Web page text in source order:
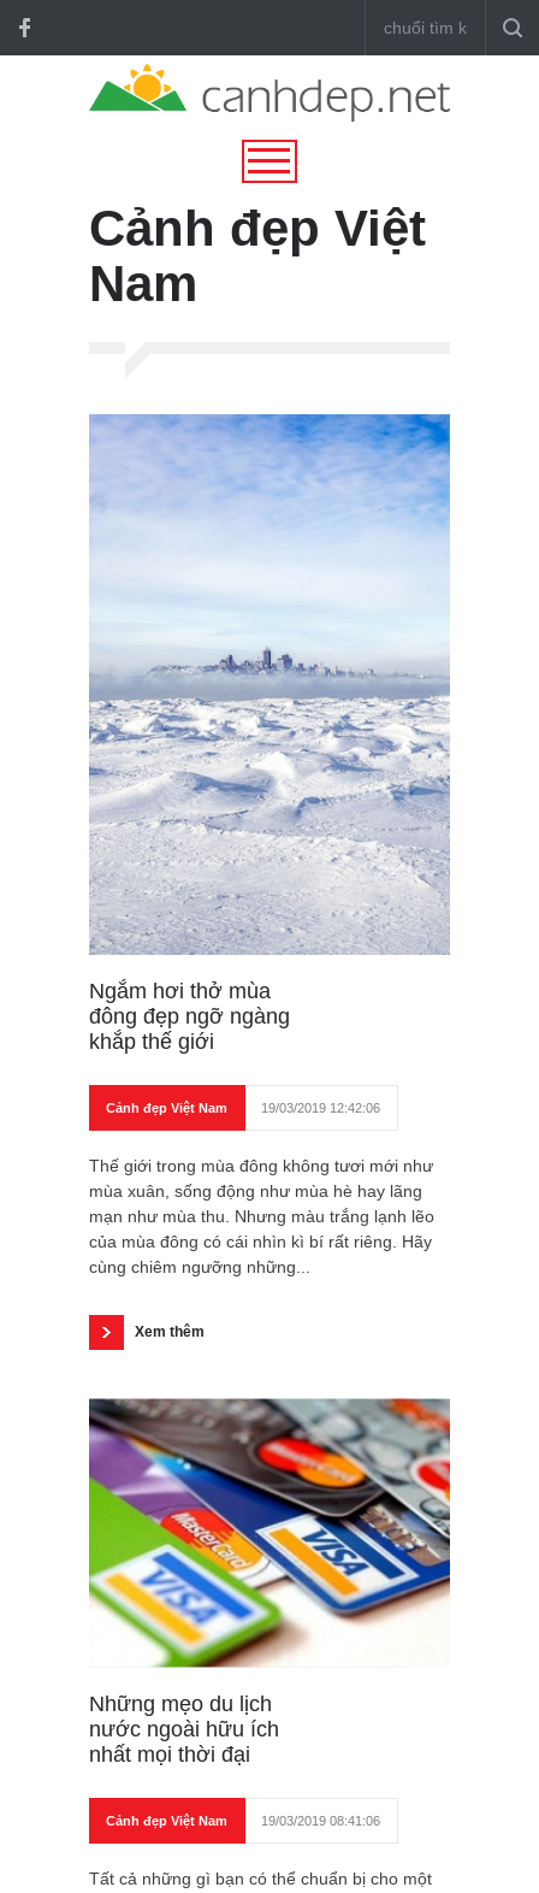
Cảnh đẹp Việt
Nam
Ngắm hơi thở mùa
đông đẹp ngỡ ngàng
khắp thế giới
Cảnh đẹp Việt Nam 19/03/2019 12:42:06
Thế giới trong mùa đông không tươi mới như
mùa xuân, sống động như mùa hè hay lãng
mạn như mùa thu. Nhưng màu trắng lạnh lẽo
của mùa đông có cái nhìn kì bí rất riêng. Hãy
cùng chiêm ngưỡng những...
Xem thêm
Những mẹo du lịch
nước ngoài hữu ích
nhất mọi thời đại
Cảnh đẹp Việt Nam 19/03/2019 08:41:06
Tất cả những gì bạn có thể chuẩn bị cho một